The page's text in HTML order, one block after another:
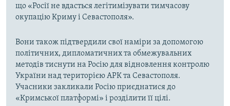
що «Росії не вдасться легітимізувати тимчасову
окупацію Криму і Севастополя».
Вони також підтвердили свої наміри за допомогою
політичних, дипломатичних та обмежувальних
методів тиснути на Росію для відновлення контролю
України над територією АРК та Севастополя.
Учасники закликали Росію приєднатися до
«Кримської платформі» і розділити її цілі.